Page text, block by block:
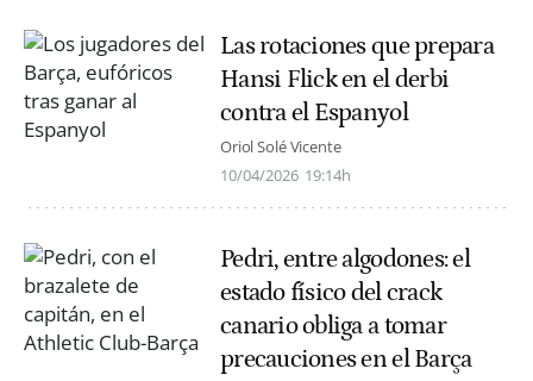
Las rotaciones que prepara
Hansi Flick en el derbi
contra el Espanyol
Oriol Solé Vicente
10/04/2026 19:14h
Pedri, entre algodones: el
estado físico del crack
canario obliga a tomar
precauciones en el Barça